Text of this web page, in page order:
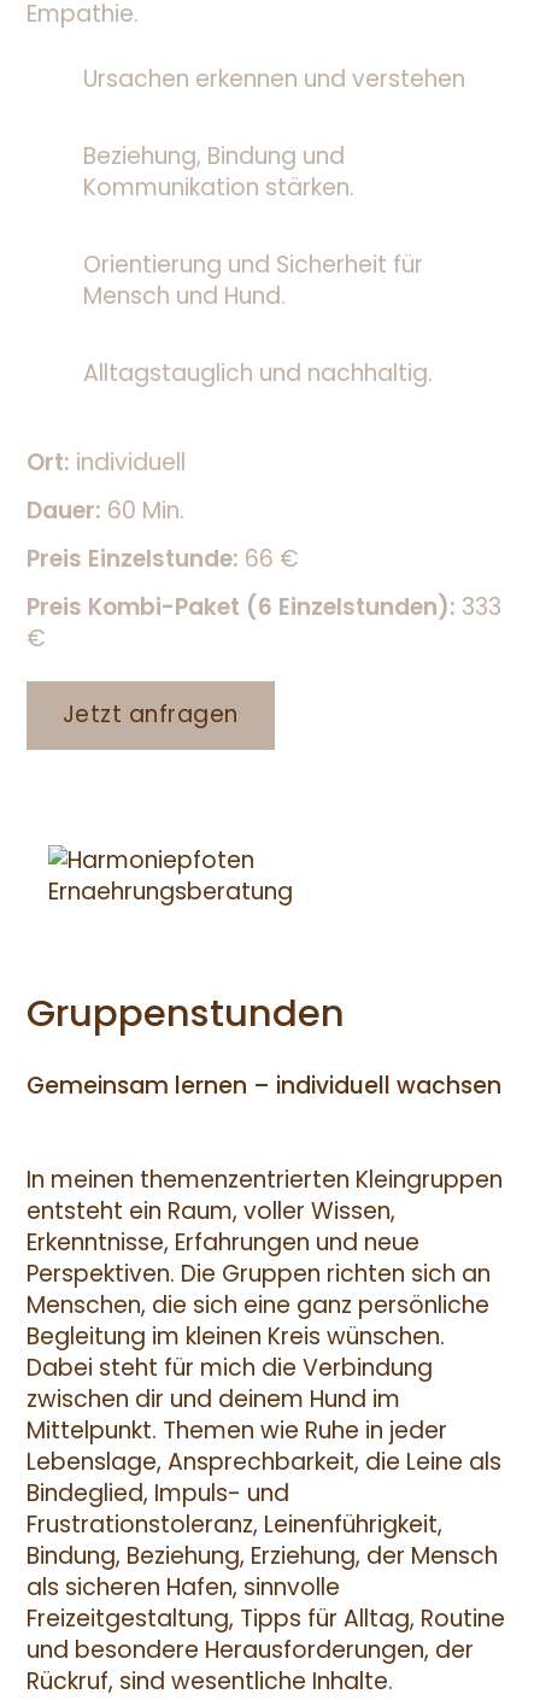
Empathie.
Ursachen erkennen und verstehen
Beziehung, Bindung und
Kommunikation stärken.
Orientierung und Sicherheit für
Mensch und Hund.
Alltagstauglich und nachhaltig.
Ort: individuell
Dauer: 60 Min.
Preis Einzelstunde: 66 €
Preis Kombi-Paket (6 Einzelstunden): 333
€
Jetzt anfragen
Gruppenstunden
Gemeinsam lernen – individuell wachsen
In meinen themenzentrierten Kleingruppen
entsteht ein Raum, voller Wissen,
Erkenntnisse, Erfahrungen und neue
Perspektiven. Die Gruppen richten sich an
Menschen, die sich eine ganz persönliche
Begleitung im kleinen Kreis wünschen.
Dabei steht für mich die Verbindung
zwischen dir und deinem Hund im
Mittelpunkt. Themen wie Ruhe in jeder
Lebenslage, Ansprechbarkeit, die Leine als
Bindeglied, Impuls- und
Frustrationstoleranz, Leinenführigkeit,
Bindung, Beziehung, Erziehung, der Mensch
als sicheren Hafen, sinnvolle
Freizeitgestaltung, Tipps für Alltag, Routine
und besondere Herausforderungen, der
Rückruf, sind wesentliche Inhalte.